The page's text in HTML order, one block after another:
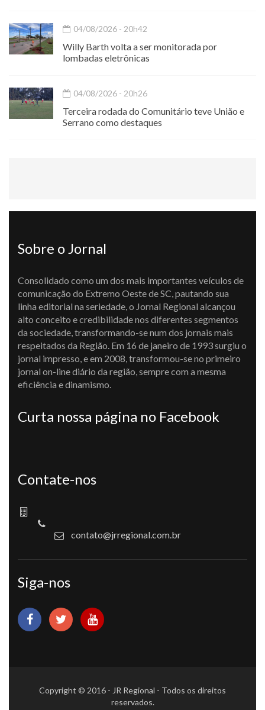
04/08/2026 - 20h42
Willy Barth volta a ser monitorada por
lombadas eletrônicas
04/08/2026 - 20h26
Terceira rodada do Comunitário teve União e
Serrano como destaques
Sobre o Jornal
Consolidado como um dos mais importantes veículos de
comunicação do Extremo Oeste de SC, pautando sua
linha editorial na seriedade, o Jornal Regional alcançou
alto conceito e credibilidade nos diferentes segmentos
da sociedade, transformando-se num dos jornais mais
respeitados da Região. Em 16 de janeiro de 1993 surgiu o
jornal impresso, e em 2008, transformou-se no primeiro
jornal on-line diário da região, sempre com a mesma
eficiência e dinamismo.
Curta nossa página no Facebook
Contate-nos
contato@jrregional.com.br
Siga-nos
Copyright © 2016 - JR Regional - Todos os direitos
reservados.